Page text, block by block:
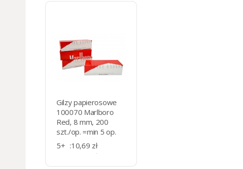
Gilzy papierosowe
100070 Marlboro
Red, 8 mm, 200
szt./op. =min 5 op.
5+ :10,69 zł
10,12 zł